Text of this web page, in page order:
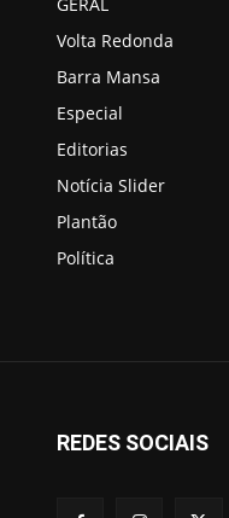
Volta Redonda
Barra Mansa
Especial
Editorias
Notícia Slider
Plantão
Política
REDES SOCIAIS